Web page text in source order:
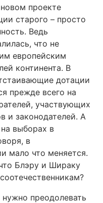
проекте
старого – просто
Ведь
что не
европейским
континента. В
дотации
прежде всего на
участвующих
и законодателей. А
на выборах в
в
мало что меняется.
Блэру и Шираку
преодолевать